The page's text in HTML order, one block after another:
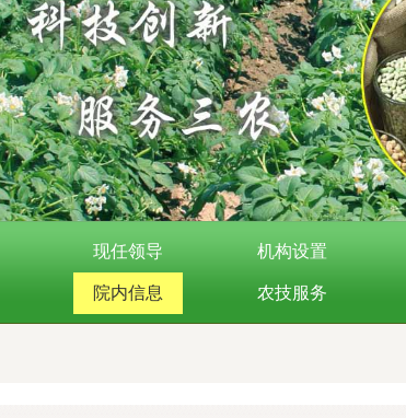
现任领导 机构设置
院内信息 农技服务